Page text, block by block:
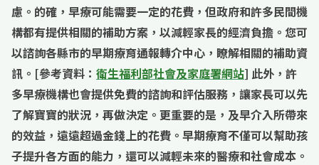
慮。的確，早療可能需要一定的花費，但政府和許多民間機
構都有提供相關的補助方案，以減輕家長的經濟負擔。您可
以諮詢各縣市的早期療育通報轉介中心，瞭解相關的補助資
訊。[參考資料： 衛生福利部社會及家庭署網站] 此外，許
多早療機構也會提供免費的諮詢和評估服務，讓家長可以先
了解寶寶的狀況，再做決定。更重要的是，及早介入所帶來
的效益，遠遠超過金錢上的花費。早期療育不僅可以幫助孩
子提升各方面的能力，還可以減輕未來的醫療和社會成本。